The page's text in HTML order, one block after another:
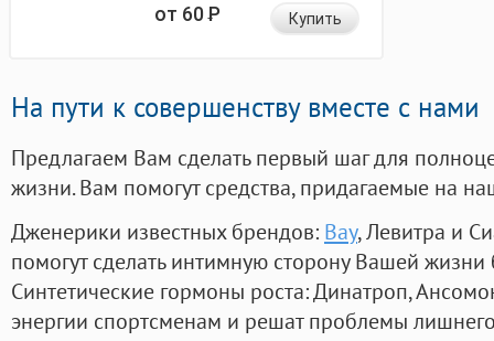
от 60Р Купить
На пути к совершенству вместе с нами
Предлагаем Вам сделать первый шаг для
жизни. Вам помогут средства, придагаемые на
Дженерики известных брендов: Bay, Левитра и
помогут сделать интимную сторону Вашей
Синтетические гормоны роста: Динатроп,
энергии спортсменам и решат проблемы